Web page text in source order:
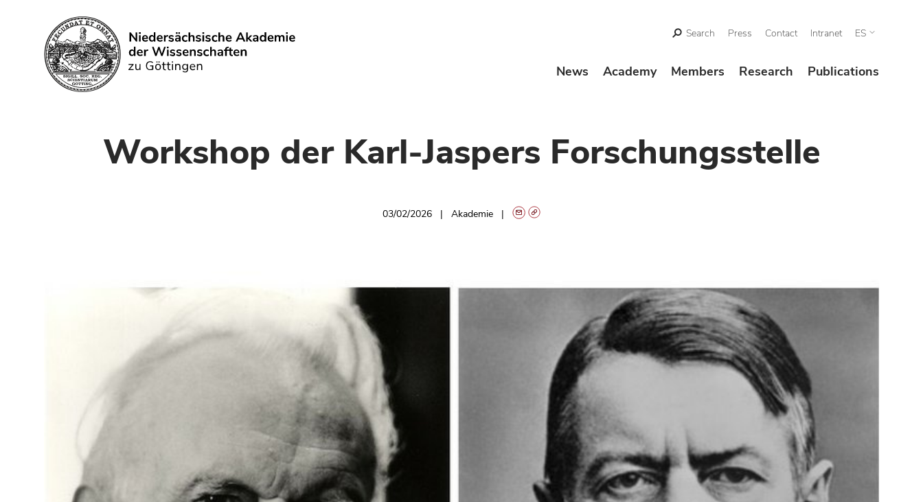
Search
Search Press Contact Intranet ES
News Academy Members Research Publications
Workshop der Karl-Jaspers Forschungsstelle
03/02/2026 Akademie